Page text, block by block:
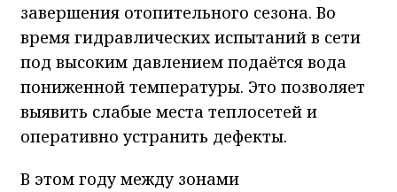
завершения отопительного сезона. Во
время гидравлических испытаний в сети
под высоким давлением подаётся вода
пониженной температуры. Это позволяет
выявить слабые места теплосетей и
оперативно устранить дефекты.
В этом году между зонами